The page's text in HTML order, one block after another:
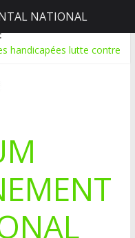
2026
handicapées lutte contre
EN
Benbere montre la voie
catastrophe nationale
à la protection de
NATIONAL